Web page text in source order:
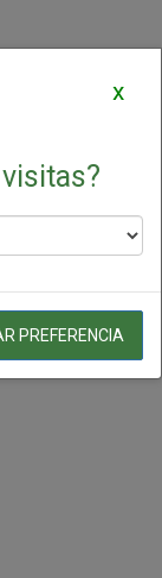
x
PREFERENCIA